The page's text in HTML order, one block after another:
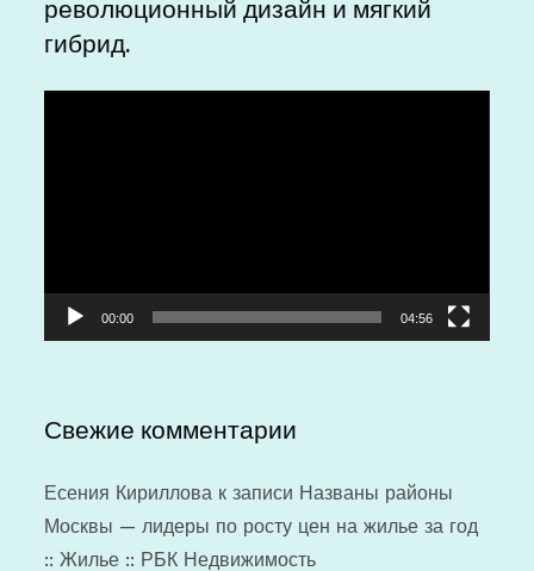
революционный дизайн и мягкий
гибрид.
00:00 04:56
Свежие комментарии
Есения Кириллова к записи Названы районы
Москвы — лидеры по росту цен на жилье за год
:: Жилье :: РБК Недвижимость